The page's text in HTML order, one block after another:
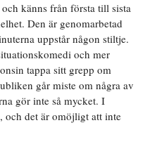
känns från första till sista
Den är genomarbetad
uppstår någon stiltje.
och mer
tappa sitt grepp om
går miste om några av
gör inte så mycket. I
och det är omöjligt att inte